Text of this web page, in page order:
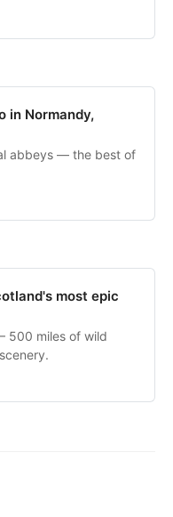
in Normandy,
abbeys — the best of
most epic
500 miles of wild